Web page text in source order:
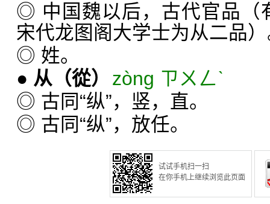
◎ 中国魏以后，古代官品（
宋代龙图阁大学士为从二品
◎ 姓。
● 从 （從）
zòng ㄗㄨㄥˋ
◎ 古同“纵”，竖，直。
◎ 古同“纵”，放任。
试试手机扫一扫
在你手机上继续浏览此页面